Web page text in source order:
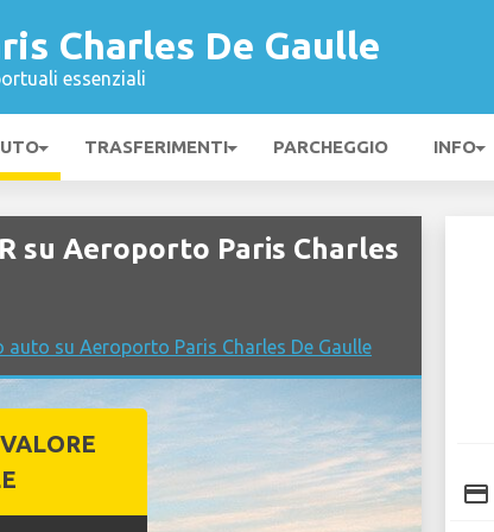
Charles De Gaulle
essenziali
TRASFERIMENTI PARCHEGGIO INFO
su Aeroporto Paris Charles
su Aeroporto Paris Charles De Gaulle
credit_card